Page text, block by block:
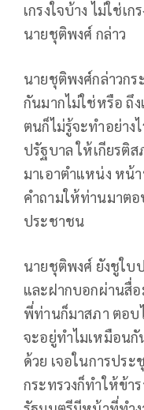
เกรงใจบ้าง ไม่ใช่เ
นายชุติพงศ์ กล่าว
นายชุติพงศ์กล่าวกร
กันมากไม่ใช่หรือ ถึ
ตนก็ไม่รู้จะทำอย่าง
ปรัฐบาล ให้เกียรติ
มาเอาตำแหน่ง หน้
คำถามให้ท่านมาต
ประชาชน
นายชุติพงศ์ ยังชูใบ
และฝากบอกผ่านสื่อ
พี่ท่านก็มาสภา ตอบ
จะอยู่ทำไมเหมือน
ด้วย เจอในการปร
กระทรวงก็ทำให้ข้า